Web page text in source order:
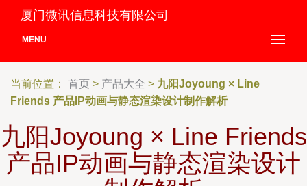
厦门微讯信息科技有限公司
MENU
当前位置： 首页 > 产品大全 > 九阳Joyoung × Line
Friends 产品IP动画与静态渲染设计制作解析
九阳Joyoung × Line Friends
产品IP动画与静态渲染设计